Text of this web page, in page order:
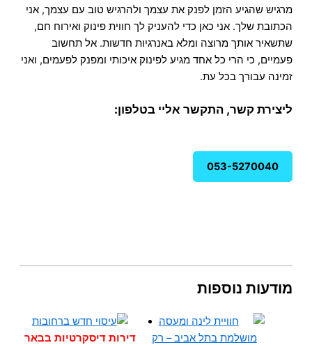
מרגיש שהגיע הזמן לפנק את עצמך ולהרגיש טוב עם עצמך, אני
הכתובת שלך. אני כאן כדי להעניק לך חווית פינוק ואירוח חם,
שתשאיר אותך מרוצה ומלא באנרגיות חדשות. אל תחשוב
פעמיים, כי הרי כל אחד מגיע לפינוק איכותי ומפנק לפעמים, ואני
זמינה עבורך בכל עת.
ליצירת קשר, התקשר אליי בטלפון:
053-5270040
מודעות נוספות
דירות דיסקרטיות בבאר